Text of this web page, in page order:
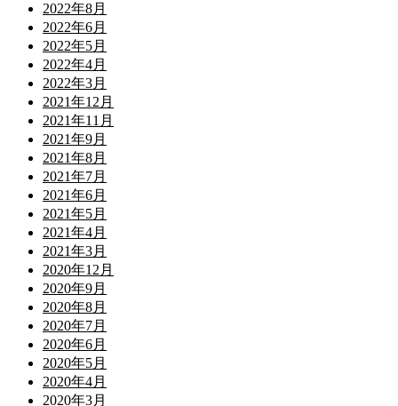
2022年8月
2022年6月
2022年5月
2022年4月
2022年3月
2021年12月
2021年11月
2021年9月
2021年8月
2021年7月
2021年6月
2021年5月
2021年4月
2021年3月
2020年12月
2020年9月
2020年8月
2020年7月
2020年6月
2020年5月
2020年4月
2020年3月